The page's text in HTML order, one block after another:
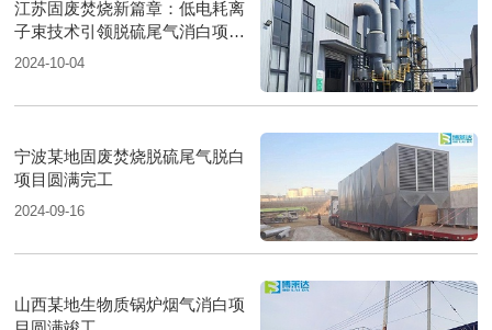
江苏固废焚烧新篇章：低电耗离
子束技术引领脱硫尾气消白项目
圆满落成
2024-10-04
宁波某地固废焚烧脱硫尾气脱白
项目圆满完工
2024-09-16
山西某地生物质锅炉烟气消白项